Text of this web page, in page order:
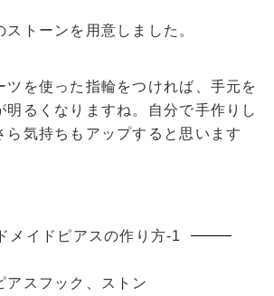
トーンを用意しました。
ツを使った指輪をつければ、手元を
明るくなりますね。自分で手作りし
ら気持ちもアップすると思います
メイドピアスの作り方-1
アスフック、ストン